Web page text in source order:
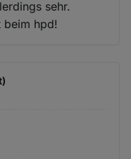
sehr.
beim hpd!